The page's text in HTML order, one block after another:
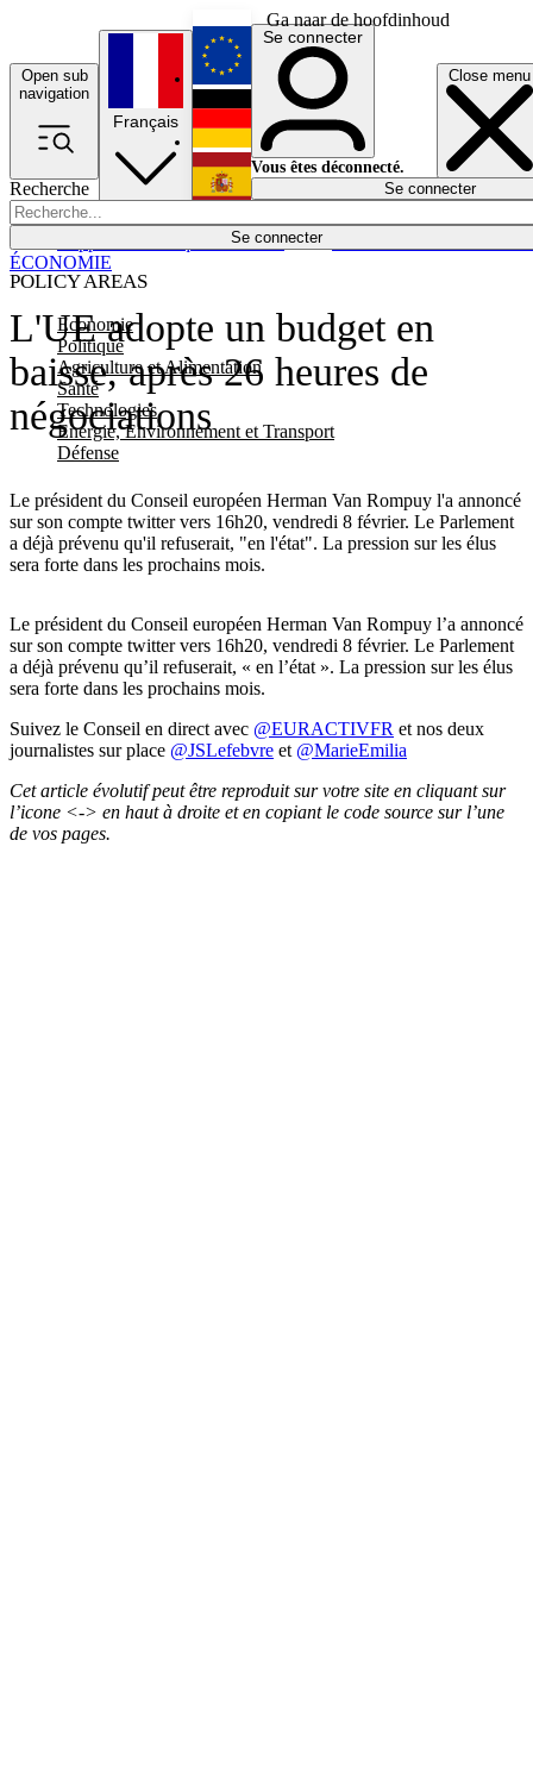
Ga naar de hoofdinhoud
Open sub
navigation
Close menu
Recherche
Se connecter
POLICY AREAS
Economie
Politique
Agriculture et Alimentation
Santé
Technologies
Energie, Environnement et Transport
Défense
Économie
Français
English
Deutsch
Español
Se connecter
Vous êtes déconnecté.
Se connecter
L'UE adopte un budget en
baisse, après 26 heures de
négociations
Le président du Conseil européen Herman Van Rompuy l'a annoncé
sur son compte twitter vers 16h20, vendredi 8 février. Le Parlement
a déjà prévenu qu'il refuserait, "en l'état". La pression sur les élus
sera forte dans les prochains mois.
ÉCONOMIE
Le président du Conseil européen Herman Van Rompuy l’a annoncé
sur son compte twitter vers 16h20, vendredi 8 février. Le Parlement
a déjà prévenu qu’il refuserait, « en l’état ». La pression sur les élus
sera forte dans les prochains mois.
Suivez le Conseil en direct avec @EURACTIVFR et nos deux
journalistes sur place @JSLefebvre et @MarieEmilia
Cet article évolutif peut être reproduit sur votre site en cliquant sur
l’icone <-> en haut à droite et en copiant le code source sur l’une
de vos pages.